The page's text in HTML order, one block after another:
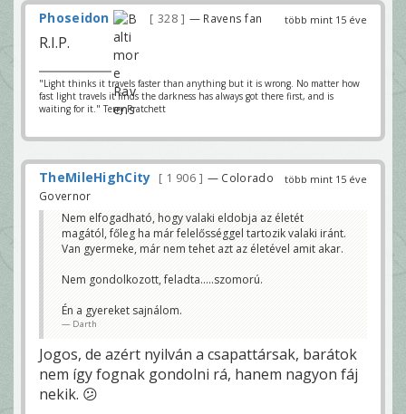
több mint 15 éve
Phoseidon 328 — Ravens fan
R.I.P.
"Light thinks it travels faster than anything but it is wrong. No matter how
fast light travels it finds the darkness has always got there first, and is
waiting for it." Terry Pratchett
több mint 15 éve
TheMileHighCity 1 906
— Colorado
Governor
Nem elfogadható, hogy valaki eldobja az életét
magától, főleg ha már felelősséggel tartozik valaki iránt.
Van gyermeke, már nem tehet azt az életével amit akar.
Nem gondolkozott, feladta.....szomorú.
Én a gyereket sajnálom.
Darth
Jogos, de azért nyilván a csapattársak, barátok
nem így fognak gondolni rá, hanem nagyon fáj
nekik. 😕